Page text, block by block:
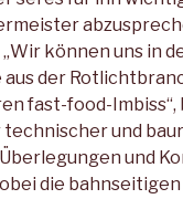
können uns in
aus der
fast-food-
technischer und
und
die